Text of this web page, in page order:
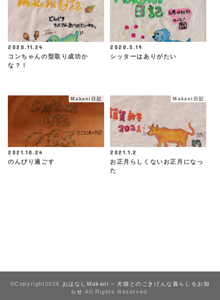
2020.11.24
コンちゃんの型取り成功か
な？！
2020.5.19
シッターはありがたい
Makani日記
2021.10.24
のんびり過ごす
Makani日記
2021.1.2
お正月らしくないお正月になっ
た
©Copyright2026
おはなしMakani – 犬猫とのごきげんな暮らしをお知
らせ .All Rights Reserved.